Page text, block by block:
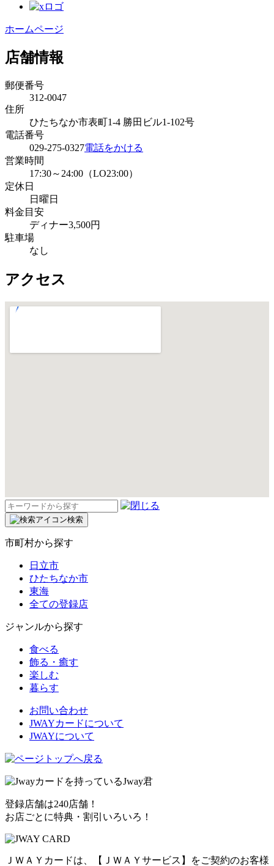
ホームページ
店舗情報
郵便番号
312-0047
住所
ひたちなか市表町1-4 勝田ビル1-102号
電話番号
029-275-0327電話をかける
営業時間
17:30～24:00（LO23:00）
定休日
日曜日
料金目安
ディナー3,500円
駐車場
なし
アクセス
検
索:
検索
市町村から探す
日立市
ひたちなか市
東海
全ての登録店
ジャンルから探す
食べる
飾る・癒す
楽しむ
暮らす
お問い合わせ
JWAYカードについて
JWAYについて
登録店舗は240店舗！
お店ごとに特典・割引いろいろ！
ＪＷＡＹカードは、【ＪＷＡＹサービス】をご契約のお客様